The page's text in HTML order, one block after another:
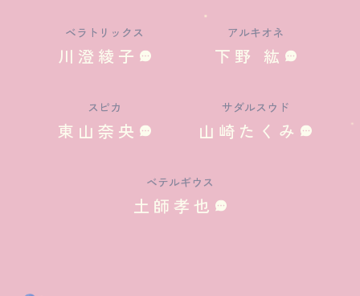
ベラトリックス
川澄綾子
アルキオネ
下野 紘
スピカ
東山奈央
サダルスウド
山崎たくみ
ベテルギウス
土師孝也